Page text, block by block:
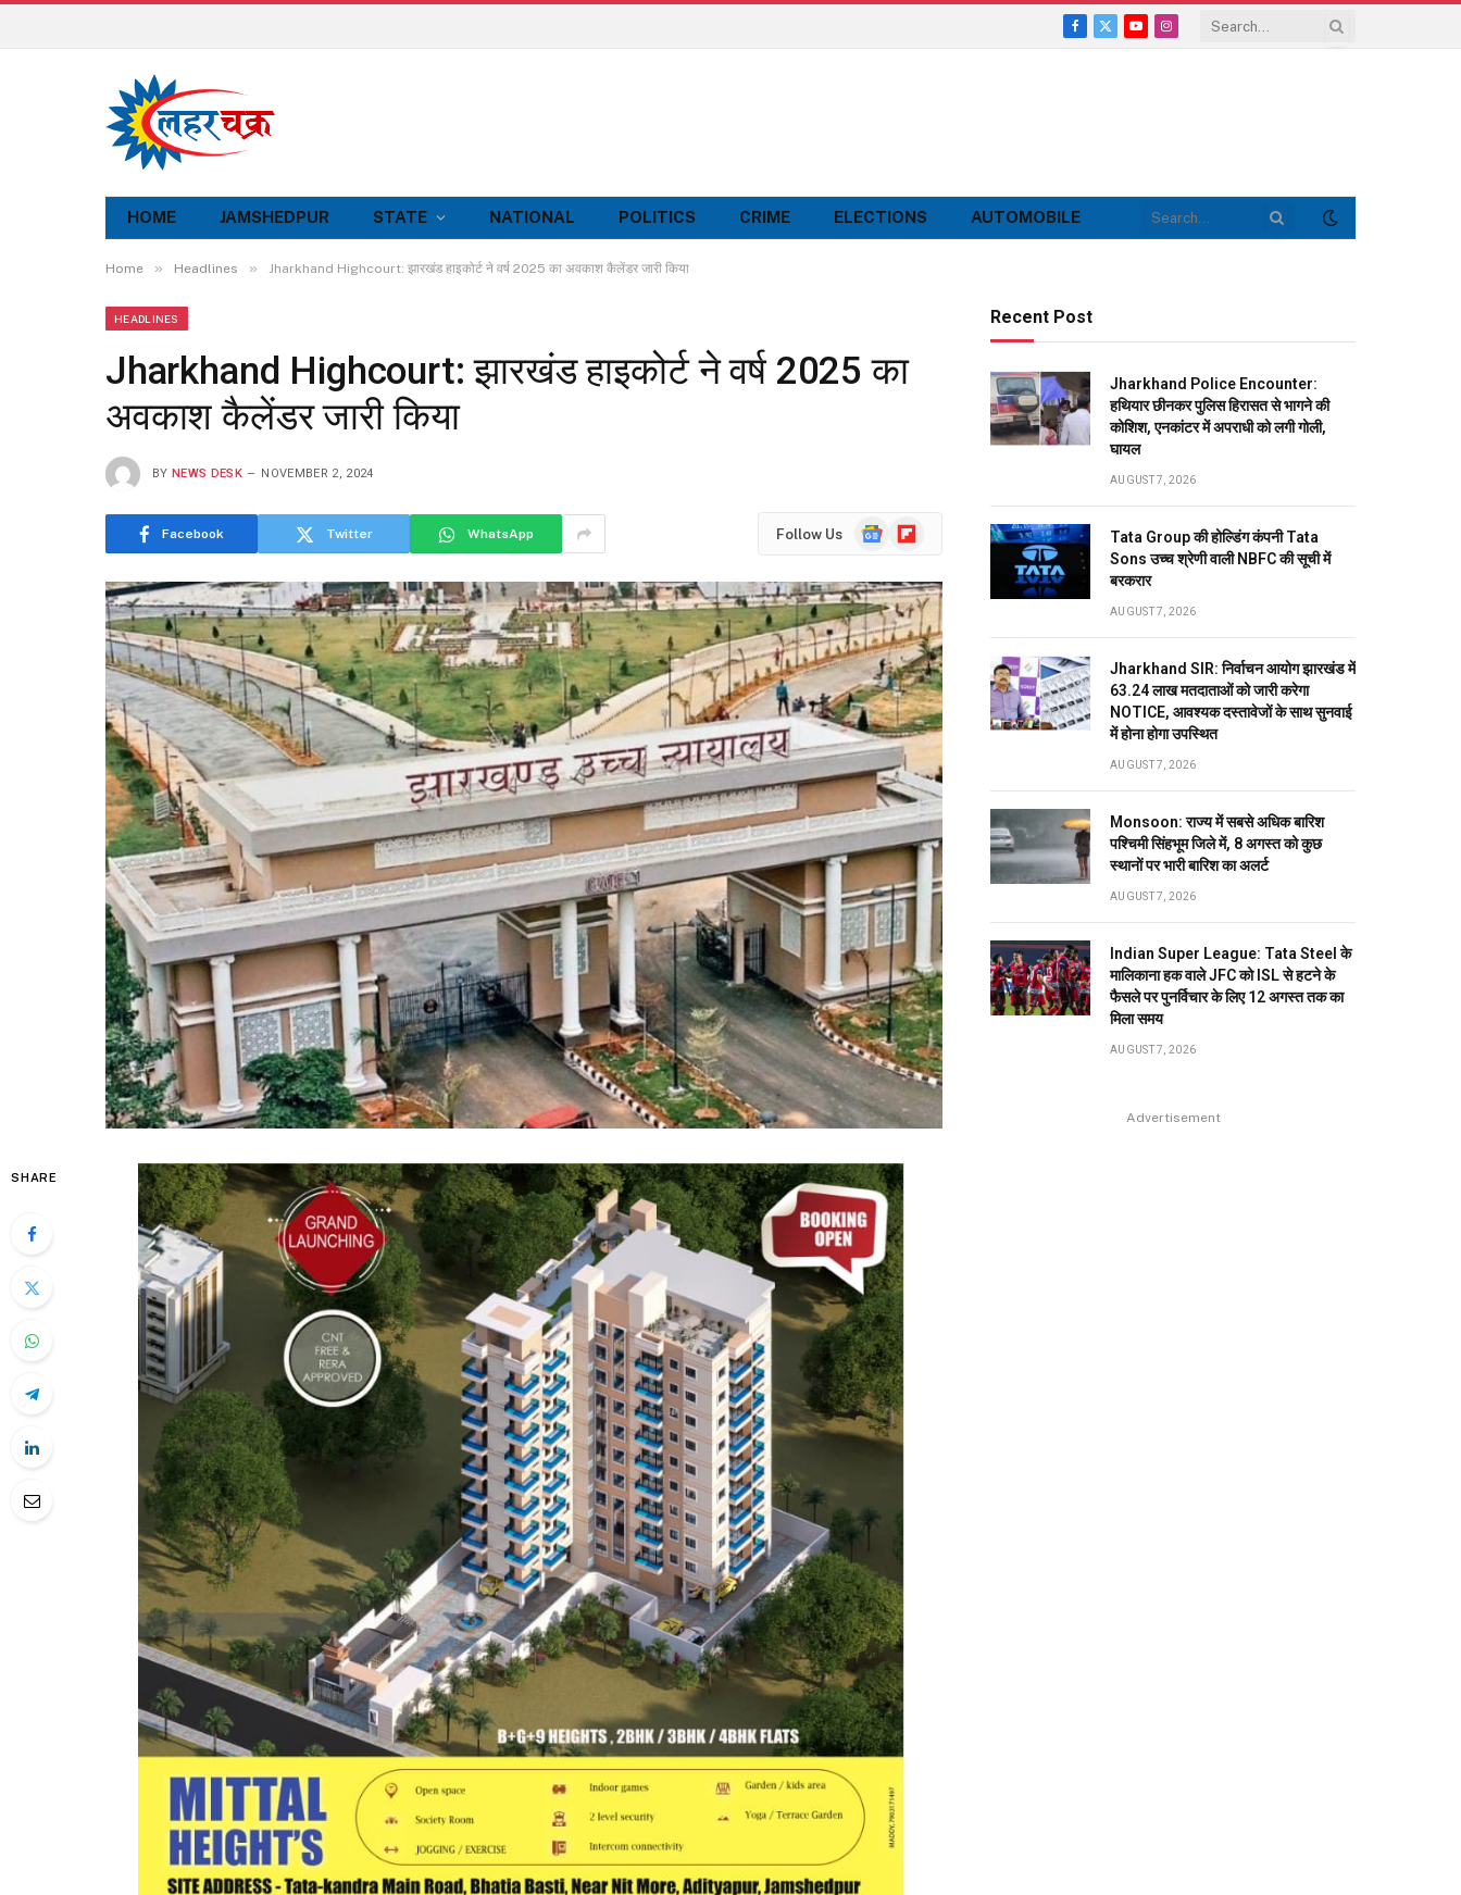
Facebook
X
YouTubeInstagram
HOME JAMSHEDPUR STATE NATIONAL POLITICS CRIME ELECTIONS AUTOMOBILE
Home » Headlines » Jharkhand Highcourt: झारखंड हाइकोर्ट ने वर्ष 2025 का अवकाश कैलेंडर जारी किया
HEADLINES
Jharkhand Highcourt: झारखंड हाइकोर्ट ने वर्ष 2025 का
अवकाश कैलेंडर जारी किया
BY NEWS DESK NOVEMBER 2, 2024
Facebook Twitter WhatsApp Follow Us
GoogleFlipboard
SHARE
Recent Post
Jharkhand Police Encounter:
हथियार छीनकर पुलिस हिरासत से भागने की
कोशिश, एनकांटर में अपराधी को लगी गोली,
घायल
AUGUST 7, 2026
Tata Group की होल्डिंग कंपनी Tata
Sons उच्च श्रेणी वाली NBFC की सूची में
बरकरार
AUGUST 7, 2026
Jharkhand SIR: निर्वाचन आयोग झारखंड में
63.24 लाख मतदाताओं को जारी करेगा
NOTICE, आवश्यक दस्तावेजों के साथ सुनवाई
में होना होगा उपस्थित
AUGUST 7, 2026
Monsoon: राज्य में सबसे अधिक बारिश
पश्चिमी सिंहभूम जिले में, 8 अगस्त को कुछ
स्थानों पर भारी बारिश का अलर्ट
AUGUST 7, 2026
Indian Super League: Tata Steel के
मालिकाना हक वाले JFC को ISL से हटने के
फैसले पर पुनर्विचार के लिए 12 अगस्त तक का
मिला समय
AUGUST 7, 2026
Advertisement